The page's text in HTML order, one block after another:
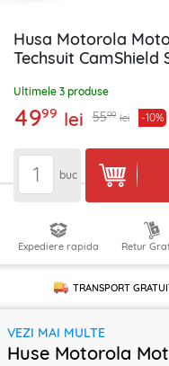
Husa Motorola
Techsuit CamShield
Ultimele 3 produse
4999 lei 5599 lei -10%
buc
Expediere rapida Retur
TRANSPORT
VEZI MAI MULTE
Huse Motorola